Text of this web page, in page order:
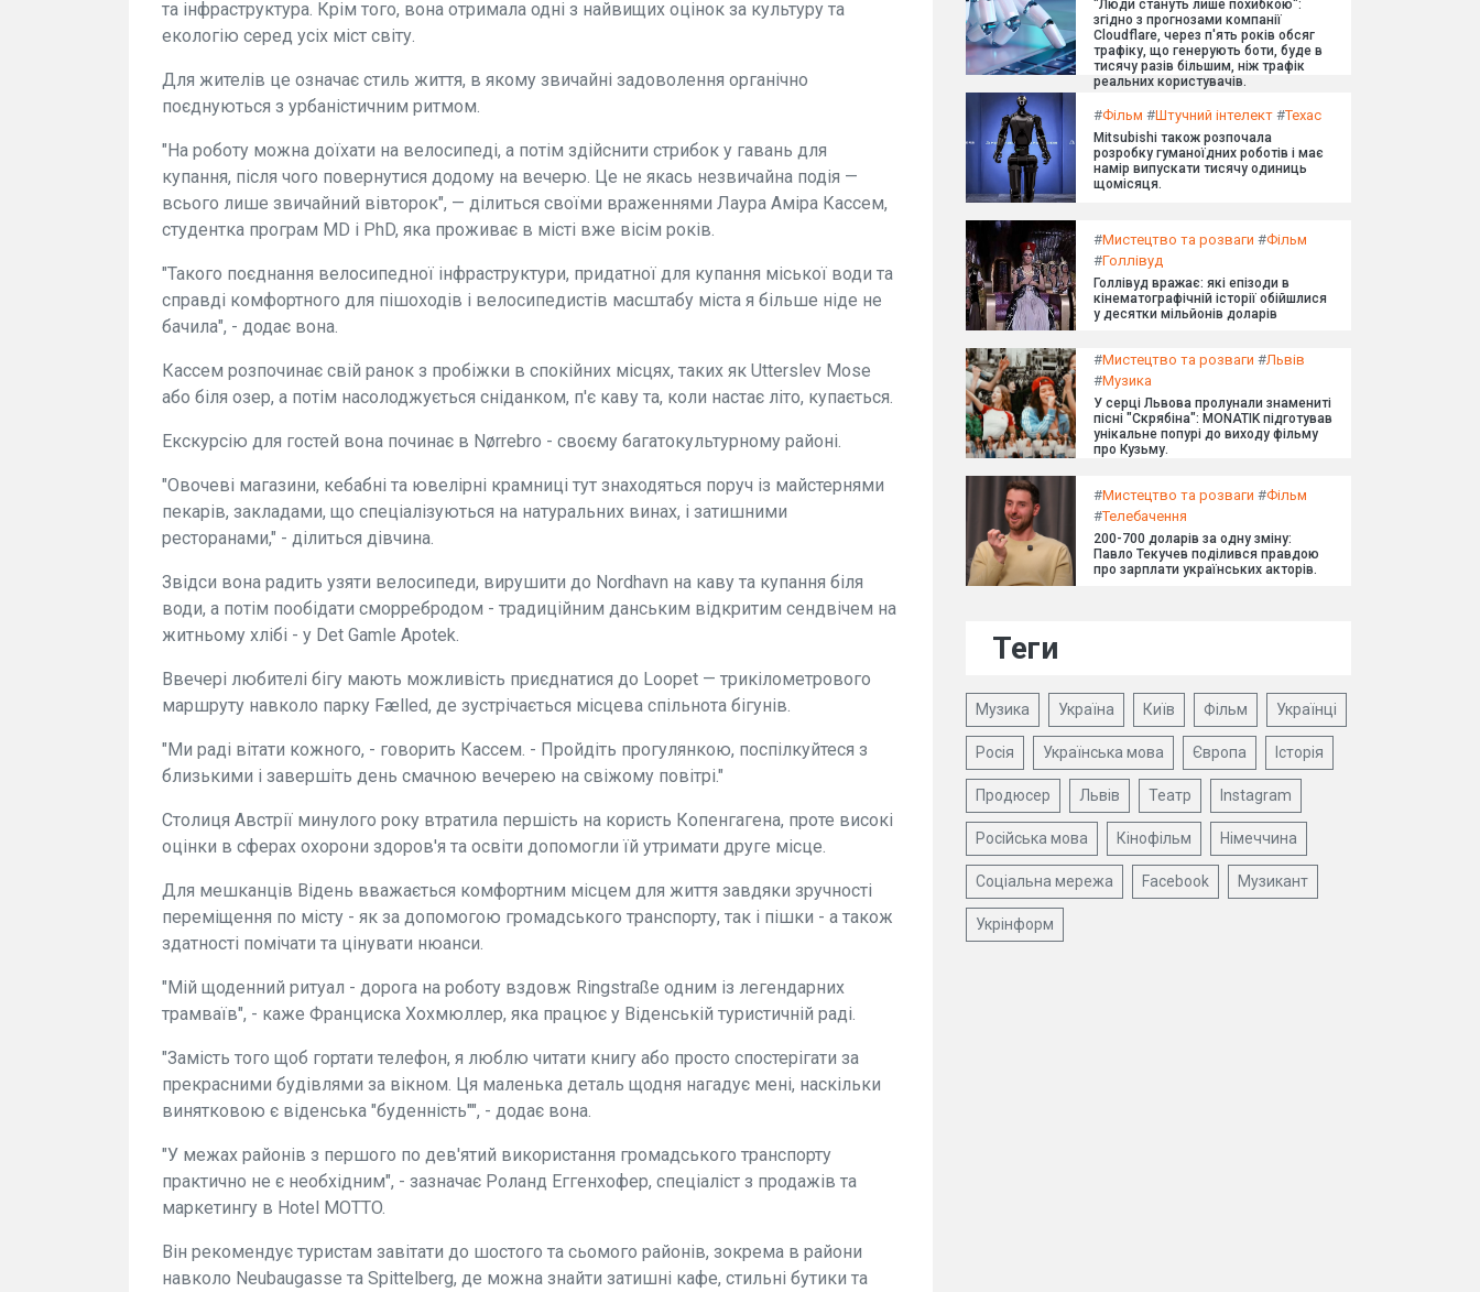
та інфраструктура. Крім того, вона отримала одні з найвищих оцінок за культуру та
екологію серед усіх міст світу.
Для жителів це означає стиль життя, в якому звичайні задоволення органічно
поєднуються з урбаністичним ритмом.
"На роботу можна доїхати на велосипеді, а потім здійснити стрибок у гавань для
купання, після чого повернутися додому на вечерю. Це не якась незвичайна подія —
всього лише звичайний вівторок", — ділиться своїми враженнями Лаура Аміра Кассем,
студентка програм MD і PhD, яка проживає в місті вже вісім років.
"Такого поєднання велосипедної інфраструктури, придатної для купання міської води та
справді комфортного для пішоходів і велосипедистів масштабу міста я більше ніде не
бачила", - додає вона.
Кассем розпочинає свій ранок з пробіжки в спокійних місцях, таких як Utterslev Mose
або біля озер, а потім насолоджується сніданком, п'є каву та, коли настає літо, купається.
Екскурсію для гостей вона починає в Nørrebro - своєму багатокультурному районі.
"Овочеві магазини, кебабні та ювелірні крамниці тут знаходяться поруч із майстернями
пекарів, закладами, що спеціалізуються на натуральних винах, і затишними
ресторанами," - ділиться дівчина.
Звідси вона радить узяти велосипеди, вирушити до Nordhavn на каву та купання біля
води, а потім пообідати сморребродом - традиційним данським відкритим сендвічем на
житньому хлібі - у Det Gamle Apotek.
Ввечері любителі бігу мають можливість приєднатися до Loopet — трикілометрового
маршруту навколо парку Fælled, де зустрічається місцева спільнота бігунів.
"Ми раді вітати кожного, - говорить Кассем. - Пройдіть прогулянкою, поспілкуйтеся з
близькими і завершіть день смачною вечерею на свіжому повітрі."
Столиця Австрії минулого року втратила першість на користь Копенгагена, проте високі
оцінки в сферах охорони здоров'я та освіти допомогли їй утримати друге місце.
Для мешканців Відень вважається комфортним місцем для життя завдяки зручності
переміщення по місту - як за допомогою громадського транспорту, так і пішки - а також
здатності помічати та цінувати нюанси.
"Мій щоденний ритуал - дорога на роботу вздовж Ringstraße одним із легендарних
трамваїв", - каже Франциска Хохмюллер, яка працює у Віденській туристичній раді.
"Замість того щоб гортати телефон, я люблю читати книгу або просто спостерігати за
прекрасними будівлями за вікном. Ця маленька деталь щодня нагадує мені, наскільки
винятковою є віденська "буденність"", - додає вона.
"У межах районів з першого по дев'ятий використання громадського транспорту
практично не є необхідним", - зазначає Роланд Еггенхофер, спеціаліст з продажів та
маркетингу в Hotel MOTTO.
Він рекомендує туристам завітати до шостого та сьомого районів, зокрема в райони
навколо Neubaugasse та Spittelberg, де можна знайти затишні кафе, стильні бутики та
"Люди стануть лише похибкою":
згідно з прогнозами компанії
Cloudflare, через п'ять років обсяг
трафіку, що генерують боти, буде в
тисячу разів більшим, ніж трафік
реальних користувачів.
#Фільм #Штучний інтелект #Техас
Mitsubishi також розпочала
розробку гуманоїдних роботів і має
намір випускати тисячу одиниць
щомісяця.
#Мистецтво та розваги #Фільм
#Голлівуд
Голлівуд вражає: які епізоди в
кінематографічній історії обійшлися
у десятки мільйонів доларів
#Мистецтво та розваги #Львів
#Музика
У серці Львова пролунали знамениті
пісні "Скрябіна": MONATIK підготував
унікальне попурі до виходу фільму
про Кузьму.
#Мистецтво та розваги #Фільм
#Телебачення
200-700 доларів за одну зміну:
Павло Текучев поділився правдою
про зарплати українських акторів.
Теги
Музика Україна Київ Фільм Українці
Росія Українська мова Європа Історія
Продюсер Львів Театр Instagram
Російська мова Кінофільм Німеччина
Соціальна мережа Facebook Музикант
Укрінформ